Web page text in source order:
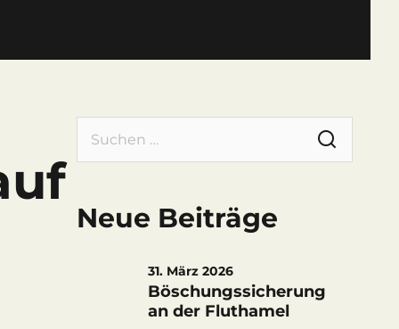
nach:
Neue Beiträge
31. März 2026
Böschungssicherung
an der Fluthamel